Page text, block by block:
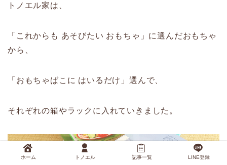
トノエル家は、
「これからも あそびたい おもちゃ」に選んだおもちゃ
から、
「おもちゃばこに はいるだけ」選んで、
それぞれの箱やラックに入れていきました。
ホーム トノエル 記事一覧 LINE登録